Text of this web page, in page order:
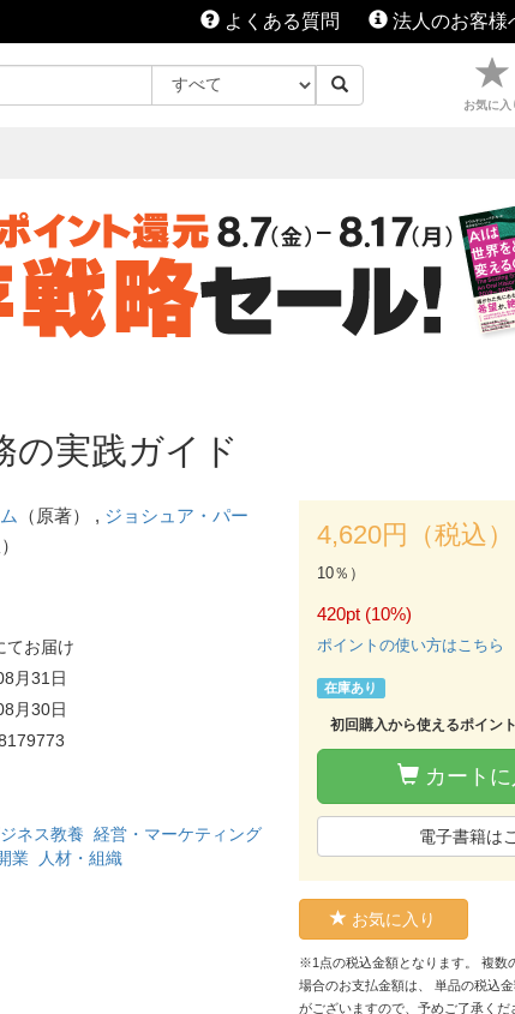
よくある質問 法人のお客様
お気に入
の実践ガイド
（原著） , ジョシュア・パー
てお届け
月31日
月30日
ネス教養 経営・マーケティング
業
人材・組織
4,620円（税込）
10％）
420pt (10%)
ポイントの使い方はこちら
在庫あり
初回購入から使えるポイン
カートに
電子書籍は
お気に入り
※1点の税込金額となります。 複数
場合のお支払金額は、 単品の税込
がございますので、予めご了承くだ